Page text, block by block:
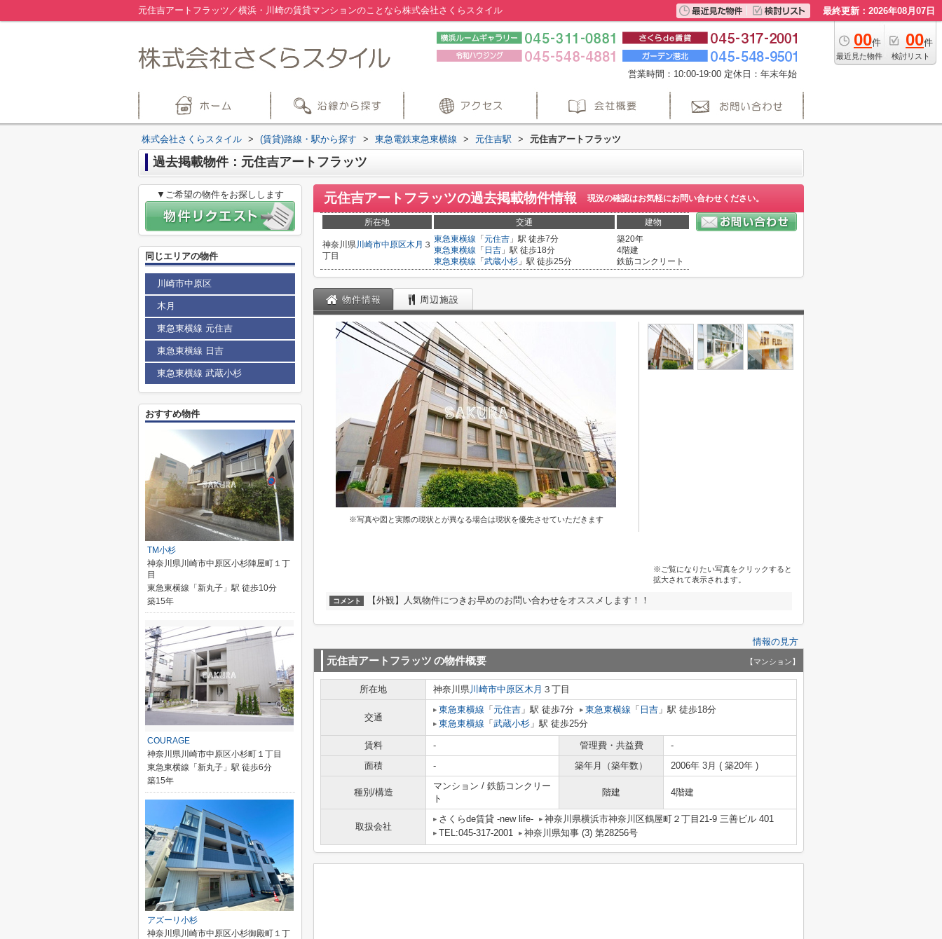
元住吉アートフラッツ／横浜・川崎の賃貸マンションのことなら株式会社さくらスタイル 最終更新：2026年08月07日
00件
最近見た物件
00件
検討リスト
営業時間：10:00-19:00 定休日：年末年始
株式会社さくらスタイル > (賃貸)路線・駅から探す > 東急電鉄東急東横線 > 元住吉駅 > 元住吉アートフラッツ
過去掲載物件：元住吉アートフラッツ
元住吉アートフラッツの過去掲載物件情報 現況の確認はお気軽にお問い合わせください。
所在地 交通 建物
神奈川県川崎市中原区木月 ３
丁目
東急東横線 「 元住吉 」駅 徒歩7分
東急東横線 「 日吉 」駅 徒歩18分
東急東横線 「 武蔵小杉 」駅 徒歩25分
築20年
4階建
鉄筋コンクリート
物件情報 周辺施設
※写真や図と実際の現状とが異なる場合は現状を優先させていただきます
※ご覧になりたい写真をクリックすると
拡大されて表示されます。
コメント 【外観】人気物件につきお早めのお問い合わせをオススメします！！
情報の見方
元住吉アートフラッツ の物件概要 【マンション】
所在地 神奈川県川崎市中原区木月 ３丁目
交通
東急東横線 「 元住吉 」駅 徒歩7分 東急東横線 「 日吉 」駅 徒歩18分
東急東横線 「 武蔵小杉 」駅 徒歩25分
賃料 - 管理費・共益費
-
面積
- 築年月（築年数） 2006年 3月 ( 築20年 )
種別/構造
マンション / 鉄筋コンクリー
ト
階建 4階建
取扱会社
さくらde賃貸 -new life-
神奈川県横浜市神奈川区鶴屋町２丁目21-9 三善ビル 401
TEL:045-317-2001
神奈川県知事 (3) 第28256号
▼ご希望の物件をお探しします
同じエリアの物件
川崎市中原区
木月
東急東横線 元住吉
東急東横線 日吉
東急東横線 武蔵小杉
おすすめ物件
TM小杉
神奈川県川崎市中原区小杉陣屋町１丁
目
東急東横線「新丸子」駅 徒歩10分
築15年
COURAGE
神奈川県川崎市中原区小杉町１丁目
東急東横線「新丸子」駅 徒歩6分
築15年
アズーリ小杉
神奈川県川崎市中原区小杉御殿町１丁